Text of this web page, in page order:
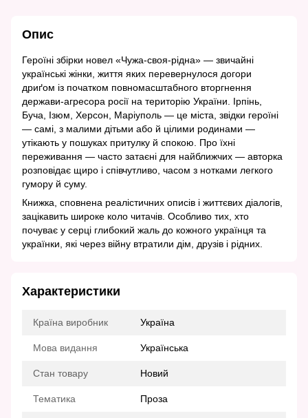
Опис
Героїні збірки новел «Чужа-своя-рідна» — звичайні
українські жінки, життя яких перевернулося догори
дриґом із початком повномасштабного вторгнення
держави-агресора росії на територію України. Ірпінь,
Буча, Ізюм, Херсон, Маріуполь — це міста, звідки героїні
— самі, з малими дітьми або й цілими родинами —
утікають у пошуках притулку й спокою. Про їхні
переживання — часто затаєні для найближчих — авторка
розповідає щиро і співчутливо, часом з нотками легкого
гумору й суму.
Книжка, сповнена реалістичних описів і життєвих діалогів,
зацікавить широке коло читачів. Особливо тих, хто
почуває у серці глибокий жаль до кожного українця та
українки, які через війну втратили дім, друзів і рідних.
Характеристики
Країна виробник Україна
Мова видання Українська
Стан товару Новий
Тематика Проза